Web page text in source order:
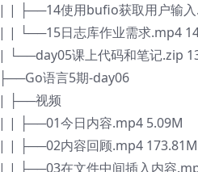
| | ├──14使用bufio获取用户输入
| | └──15日志库作业需求.mp4
| └──day05课上代码和笔记.zip
├──Go语言5期-day06
| ├──视频
| | ├──01今日内容.mp4 5.09M
| | ├──02内容回顾.mp4 173.81M
| | ├──03在文件中间插入内容